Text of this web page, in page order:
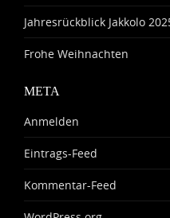
Jahresrückblick Jakkolo
Frohe Weihnachten
META
Anmelden
Eintrags-Feed
Kommentar-Feed